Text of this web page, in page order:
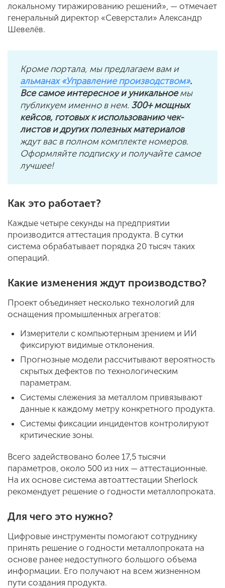
локальному тиражированию решений», — отмечает
генеральный директор «Северстали» Александр
Шевелёв.
Кроме портала, мы предлагаем вам и
альманах «Управление производством».
Все самое интересное и уникальноемы
публикуем именно в нем. 300+ мощных
кейсов, готовых к использованию чек-
листов и других полезных материалов
ждут вас в полном комплекте номеров.
Оформляйте подписку и получайте самое
лучшее!
Как это работает?
Каждые четыре секунды на предприятии
производится аттестация продукта. В сутки
система обрабатывает порядка 20 тысяч таких
операций.
Какие изменения ждут производство?
Проект объединяет несколько технологий для
оснащения промышленных агрегатов:
Измерители с компьютерным зрением и ИИ
фиксируют видимые отклонения.
Прогнозные модели рассчитывают вероятность
скрытых дефектов по технологическим
параметрам.
Системы слежения за металлом привязывают
данные к каждому метру конкретного продукта.
Системы фиксации инцидентов контролируют
критические зоны.
Всего задействовано более 17,5 тысячи
параметров, около 500 из них — аттестационные.
На их основе система автоаттестации Sherlock
рекомендует решение о годности металлопроката.
Для чего это нужно?
Цифровые инструменты помогают сотруднику
принять решение о годности металлопроката на
основе ранее недоступного большого объема
информации. Его получают на всем жизненном
пути создания продукта.